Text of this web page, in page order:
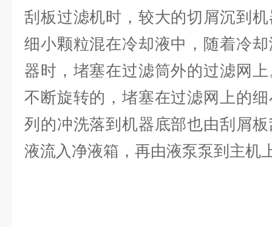
刮板过滤机时，较大的切屑沉到
细小颗粒混在冷却液中，随着冷
器时，堵塞在过滤筒外的过滤网
不断旋转的，堵塞在过滤网上的
列的冲洗落到机器底部也由刮屑
液流入净液箱，再由液泵泵到主机